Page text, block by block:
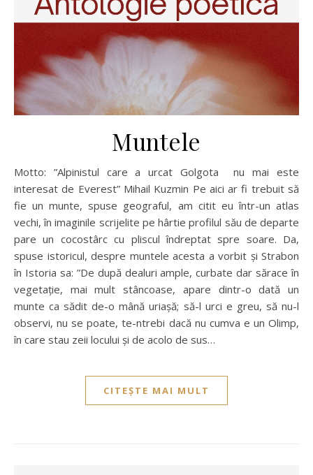
Muntele
Motto: ”Alpinistul care a urcat Golgota nu mai este
interesat de Everest” Mihail Kuzmin Pe aici ar fi trebuit să
fie un munte, spuse geograful, am citit eu într-un atlas
vechi, în imaginile scrijelite pe hârtie profilul său de departe
pare un cocostârc cu pliscul îndreptat spre soare. Da,
spuse istoricul, despre muntele acesta a vorbit și Strabon
în Istoria sa: ”De după dealuri ample, curbate dar sărace în
vegetație, mai mult stâncoase, apare dintr-o dată un
munte ca sădit de-o mână uriașă; să-l urci e greu, să nu-l
observi, nu se poate, te-ntrebi dacă nu cumva e un Olimp,
în care stau zeii locului și de acolo de sus…
CITEȘTE MAI MULT